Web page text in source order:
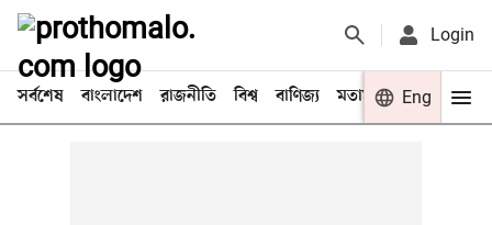
Login
সর্বশেষ বাংলাদেশ রাজনীতি বিশ্ব বাণিজ্য মতামত খেলা
Eng